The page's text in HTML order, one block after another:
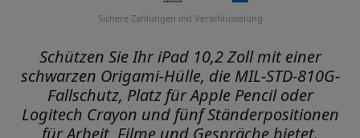
Sichere Zahlungen mit Verschlüsselung
Schützen Sie Ihr iPad 10,2 Zoll mit einer
schwarzen Origami-Hülle, die MIL-STD-810G-
Fallschutz, Platz für Apple Pencil oder
Logitech Crayon und fünf Ständerpositionen